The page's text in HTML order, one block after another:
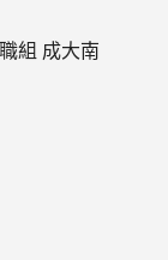
組 成大南